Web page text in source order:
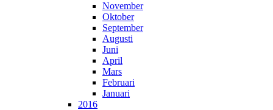
November
Oktober
September
Augusti
Juni
April
Mars
Februari
Januari
2016